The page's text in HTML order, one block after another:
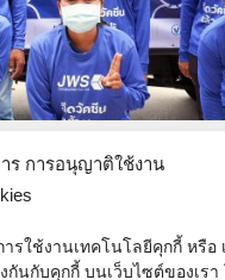
ร การอนุญาติใช้งาน
ารใช้งานเทคโนโลยีคุกกี้ หรือ
กันกับคุกกี้ บนเว็บไซต์ของเรา
นให้พี่น้องแรงงานขอ
มสร้างภูมิคุ้มกันหมู่ให้
Social Responsibility